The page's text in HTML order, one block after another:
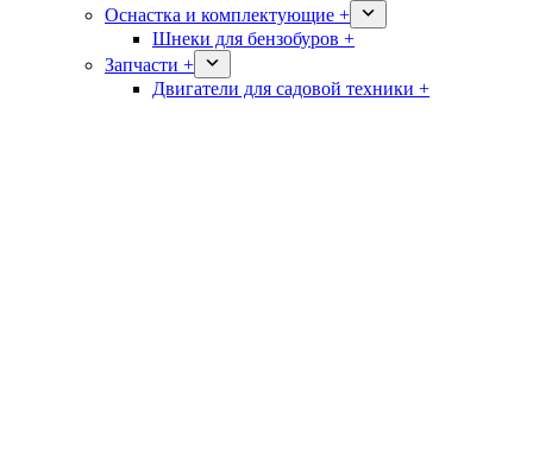
Оснастка и комплектующие +
Шнеки для бензобуров +
Запчасти +
Двигатели для садовой техники +